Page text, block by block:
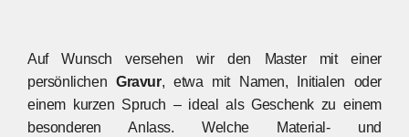
Auf Wunsch versehen wir den Master mit einer
persönlichenGravur, etwa mit Namen, Initialen oder
einem kurzen Spruch – ideal als Geschenk zu einem
besonderen Anlass. Welche Material- und